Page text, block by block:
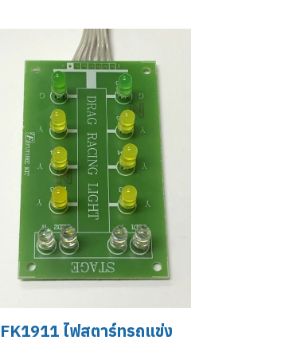
FK1911 ไฟสตาร์ทรถแข่ง